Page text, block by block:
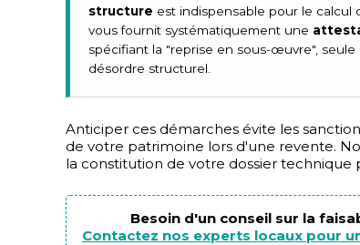
structure est indispensable pour le calcul
vous fournit systématiquement une
spécifiant la "reprise en sous-œuvre",
désordre structurel.
Anticiper ces démarches évite les
de votre patrimoine lors d'une revente.
la constitution de votre dossier
Besoin d'un conseil sur la
Contactez nos experts locaux pour